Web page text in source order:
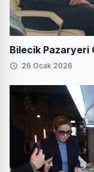
Bilecik Pazaryeri
26 Ocak 2026